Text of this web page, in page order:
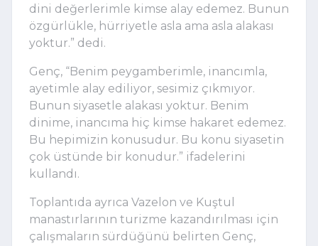
dini değerlerimle kimse alay edemez. Bunun
özgürlükle, hürriyetle asla ama asla alakası
yoktur.” dedi.
Genç, “Benim peygamberimle, inancımla,
ayetimle alay ediliyor, sesimiz çıkmıyor.
Bunun siyasetle alakası yoktur. Benim
dinime, inancıma hiç kimse hakaret edemez.
Bu hepimizin konusudur. Bu konu siyasetin
çok üstünde bir konudur.” ifadelerini
kullandı.
Toplantıda ayrıca Vazelon ve Kuştul
manastırlarının turizme kazandırılması için
çalışmaların sürdüğünü belirten Genç,